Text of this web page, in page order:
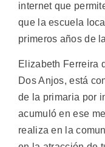
internet que
que la escuela
primeros años de
Elizabeth Ferreira
Dos Anjos, está
de la primaria por
acumuló en ese
realiza en la